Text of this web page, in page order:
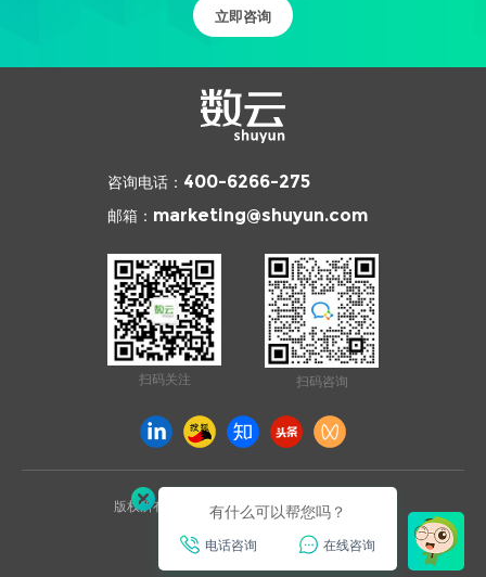
立即咨询
咨询电话： 400-6266-275
邮箱： marketing@shuyun.com
扫码关注 扫码咨询
版权所有 © 2026 杭州数云信息技术有限公司
浙ICP备12003970号
已通过ISO27001安全认证
有什么可以帮您吗？
电话咨询 在线咨询